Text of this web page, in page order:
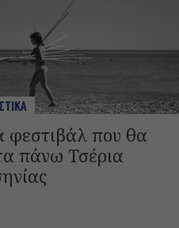
που θα
πάνω Τσέρια